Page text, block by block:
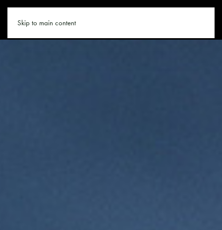
Skip to main content
APPARTEMENT.CO